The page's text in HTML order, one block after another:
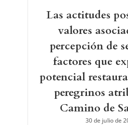
Las actitudes
valores
percepción de
factores que
potencial
peregrinos
Camino de
30 de julio de